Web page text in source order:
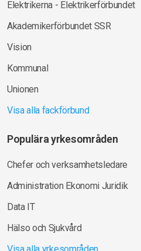
Elektrikerna - Elektrikerförbundet
Akademikerförbundet SSR
Vision
Kommunal
Unionen
Visa alla fackförbund
Populära yrkesområden
Chefer och verksamhetsledare
Administration Ekonomi Juridik
Data IT
Hälso och Sjukvård